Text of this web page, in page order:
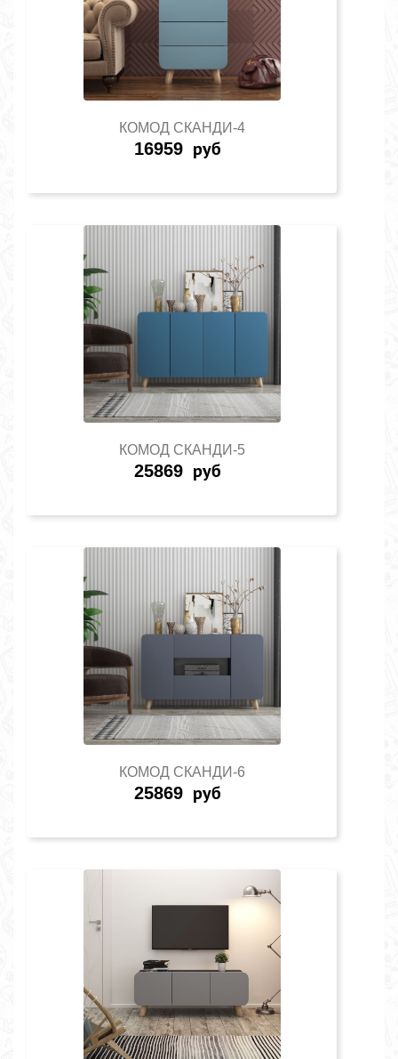
КОМОД СКАНДИ-4
16959 руб
КОМОД СКАНДИ-5
25869 руб
КОМОД СКАНДИ-6
25869 руб